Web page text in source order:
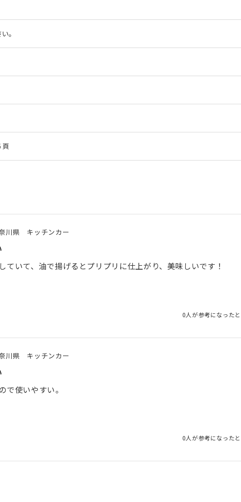
。
頁
川県 キッチンカー
ていて、油で揚げるとプリプリに仕上がり、美味しいです！
0人が参考になった
川県 キッチンカー
で使いやすい。
0人が参考になった